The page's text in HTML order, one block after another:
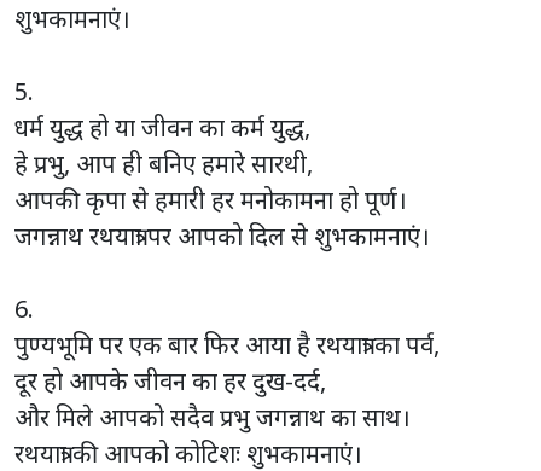
शुभकामनाएं।
5.
धर्म युद्ध हो या जीवन का कर्म युद्ध,
हे प्रभु, आप ही बनिए हमारे सारथी,
आपकी कृपा से हमारी हर मनोकामना हो पूर्ण।
जगन्नाथ रथयात्रा पर आपको दिल से शुभकामनाएं।
6.
पुण्यभूमि पर एक बार फिर आया है रथयात्रा का पर्व,
दूर हो आपके जीवन का हर दुख-दर्द,
और मिले आपको सदैव प्रभु जगन्नाथ का साथ।
रथयात्रा की आपको कोटिशः शुभकामनाएं।